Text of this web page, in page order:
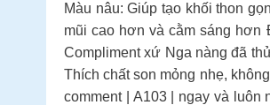
Màu nâu: Giúp tạo khối thon
mũi cao hơn và cằm sáng hơn
Compliment xứ Nga nàng đã
Thích chất son mỏng nhẹ,
comment | A103 | ngay và